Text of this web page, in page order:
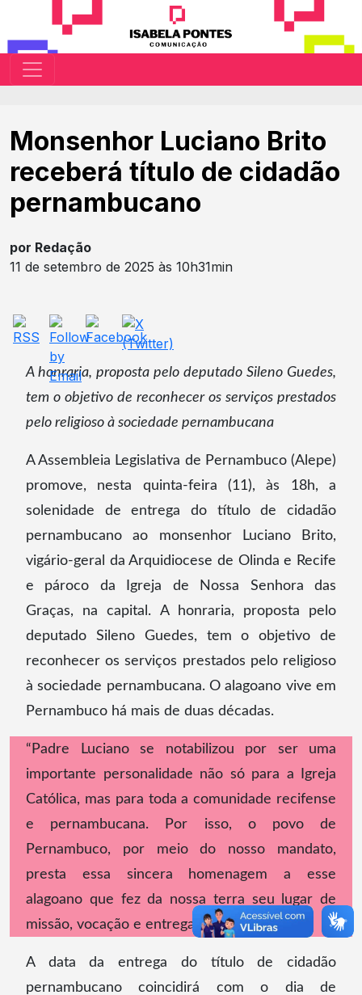
Monsenhor Luciano Brito
receberá título de cidadão
pernambucano
por Redação
11 de setembro de 2025 às 10h31min
A honraria, proposta pelo deputado Sileno Guedes,
tem o objetivo de reconhecer os serviços prestados
pelo religioso à sociedade pernambucana
A Assembleia Legislativa de Pernambuco (Alepe)
promove, nesta quinta-feira (11), às 18h, a
solenidade de entrega do título de cidadão
pernambucano ao monsenhor Luciano Brito,
vigário-geral da Arquidiocese de Olinda e Recife
e pároco da Igreja de Nossa Senhora das
Graças, na capital. A honraria, proposta pelo
deputado Sileno Guedes, tem o objetivo de
reconhecer os serviços prestados pelo religioso
à sociedade pernambucana. O alagoano vive em
Pernambuco há mais de duas décadas.
“Padre Luciano se notabilizou por ser uma
importante personalidade não só para a Igreja
Católica, mas para toda a comunidade recifense
e pernambucana. Por isso, o povo de
Pernambuco, por meio do nosso mandato,
presta essa sincera homenagem a esse
alagoano que fez da nossa terra seu lugar de
missão, vocação e entrega”, declara Sileno.
A data da entrega do título de cidadão
pernambucano coincidirá com o dia de